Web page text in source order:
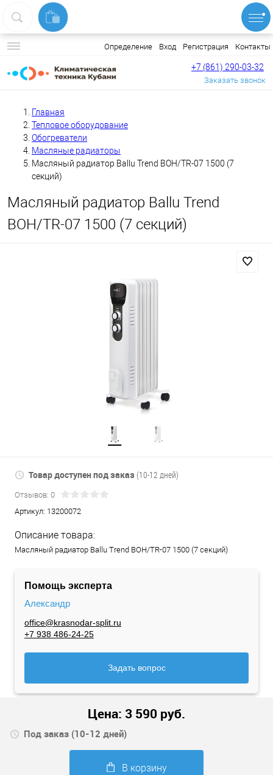
Определение Вход Регистрация Контакты
+7 (861) 290-03-32
Заказать звонок
Главная
Тепловое оборудование
Обогреватели
Масляные радиаторы
Масляный радиатор Ballu Trend BOH/TR-07 1500 (7
секций)
Масляный радиатор Ballu Trend
BOH/TR-07 1500 (7 секций)
Товар доступен под заказ (10-12 дней)
Отзывов: 0
Артикул: 13200072
Описание товара:
Масляный радиатор Ballu Trend BOH/TR-07 1500 (7 секций)
Помощь эксперта
Александр
office@krasnodar-split.ru
+7 938 486-24-25
Задать вопрос
Цена: 3 590 руб.
Под заказ (10-12 дней)
В корзину